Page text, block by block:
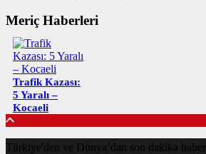
Meriç Haberleri
Trafik Kazası:
5 Yaralı –
Kocaeli
Türkiye'den ve Dünya’dan son dakika